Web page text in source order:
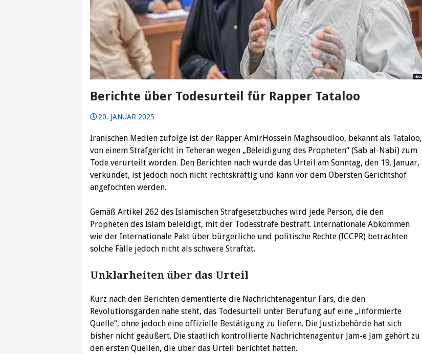
Berichte über Todesurteil für Rapper Tataloo
20. JANUAR 2025
Iranischen Medien zufolge ist der Rapper AmirHossein Maghsoudloo, bekannt als Tataloo,
von einem Strafgericht in Teheran wegen „Beleidigung des Propheten“ (Sab al-Nabi) zum
Tode verurteilt worden. Den Berichten nach wurde das Urteil am Sonntag, den 19. Januar,
verkündet, ist jedoch noch nicht rechtskräftig und kann vor dem Obersten Gerichtshof
angefochten werden.
Gemäß Artikel 262 des Islamischen Strafgesetzbuches wird jede Person, die den
Propheten des Islam beleidigt, mit der Todesstrafe bestraft. Internationale Abkommen
wie der Internationale Pakt über bürgerliche und politische Rechte (ICCPR) betrachten
solche Fälle jedoch nicht als schwere Straftat.
Unklarheiten über das Urteil
Kurz nach den Berichten dementierte die Nachrichtenagentur Fars, die den
Revolutionsgarden nahe steht, das Todesurteil unter Berufung auf eine „informierte
Quelle“, ohne jedoch eine offizielle Bestätigung zu liefern. Die Justizbehörde hat sich
bisher nicht geäußert. Die staatlich kontrollierte Nachrichtenagentur Jam-e Jam gehört zu
den ersten Quellen, die über das Urteil berichtet hatten.